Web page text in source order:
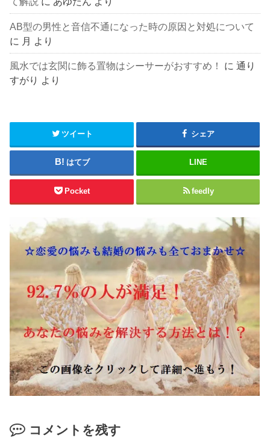
AB型の男性と音信不通になった時の原因と対処について
に 月 より
風水では玄関に飾る置物はシーサーがおすすめ！ に通り
すがり より
ツイート シェア
はてブ LINE
Pocket feedly
コメントを残す